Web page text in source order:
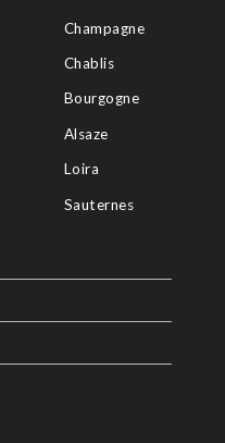
Champagne
Chablis
Bourgogne
Alsaze
Loira
Sauternes